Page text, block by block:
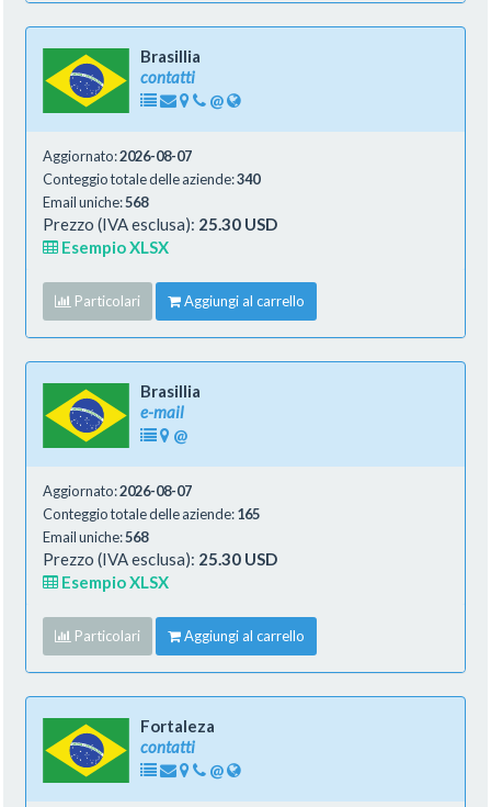
Brasillia
contatti
@
Aggiornato:2026-08-07
Conteggio totale delle aziende:340
Email uniche:568
Prezzo (IVA esclusa): 25.30 USD
Esempio XLSX
Particolari Aggiungi al carrello
Brasillia
e-mail
@
Aggiornato:2026-08-07
Conteggio totale delle aziende:165
Email uniche:568
Prezzo (IVA esclusa): 25.30 USD
Esempio XLSX
Particolari Aggiungi al carrello
Fortaleza
contatti
@